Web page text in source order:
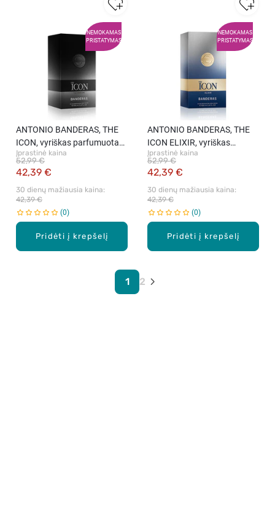
NEMOKAMAS
PRISTATYMAS
Pridėti į krepšelį
ANTONIO BANDERAS, THE
ICON, vyriškas parfumuotas
vanduo, 100 ml.
Įprastinė kaina
42,39 €
52,99 €
30 dienų mažiausia kaina:
42,39 €
0
NEMOKAMAS
PRISTATYMAS
Pridėti į krepšelį
ANTONIO BANDERAS, THE
ICON ELIXIR, vyriškas
parfumuotas vanduo, 100 ml
Įprastinė kaina
42,39 €
52,99 €
30 dienų mažiausia kaina:
42,39 €
0
1 2